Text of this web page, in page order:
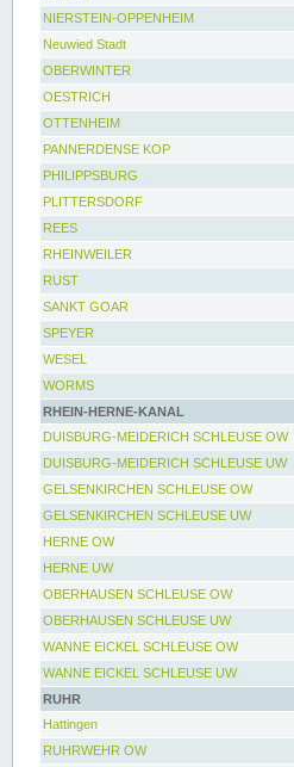
NIERSTEIN-OPPENHEIM
Neuwied Stadt
OBERWINTER
OESTRICH
OTTENHEIM
PANNERDENSE KOP
PHILIPPSBURG
PLITTERSDORF
REES
RHEINWEILER
RUST
SANKT GOAR
SPEYER
WESEL
WORMS
RHEIN-HERNE-KANAL
DUISBURG-MEIDERICH SCHLEUSE OW
DUISBURG-MEIDERICH SCHLEUSE UW
GELSENKIRCHEN SCHLEUSE OW
GELSENKIRCHEN SCHLEUSE UW
HERNE OW
HERNE UW
OBERHAUSEN SCHLEUSE OW
OBERHAUSEN SCHLEUSE UW
WANNE EICKEL SCHLEUSE OW
WANNE EICKEL SCHLEUSE UW
RUHR
Hattingen
RUHRWEHR OW